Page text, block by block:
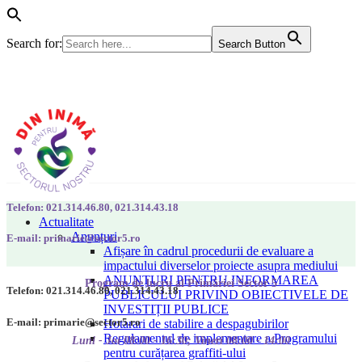
Search for: Search Button
Actualitate
Anunțuri
Afișare în cadrul procedurii de evaluare a
impactului diverselor proiecte asupra mediului
ANUNȚURI PENTRU INFORMAREA
PUBLICULUI PRIVIND OBIECTIVELE DE
INVESTIȚII PUBLICE
Hotarari de stabilire a despagubirilor
Regulamentul de implementare a Programului
pentru curățarea graffiti-ului
Telefon: 021.314.46.80, 021.314.43.18
E-mail: primarie@sector5.ro
Program de lucru al Primăriei Sector 5
Luni - Joi 08:00 - 16:30; Vineri 08:00 - 14:00
Telefon: 021.314.46.80, 021.314.43.18
E-mail: primarie@sector5.ro